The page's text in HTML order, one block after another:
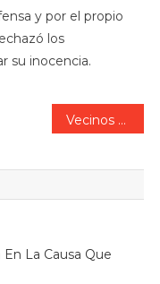
y por el propio
los
su inocencia.
Vecinos destrozaron casa y funeraria de “supuesto abusador”: “Fue una equivocación”.
La Causa Que